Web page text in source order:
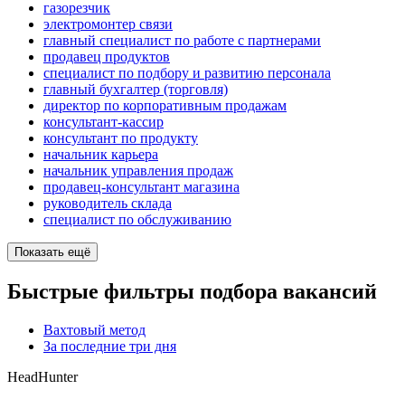
газорезчик
электромонтер связи
главный специалист по работе с партнерами
продавец продуктов
специалист по подбору и развитию персонала
главный бухгалтер (торговля)
директор по корпоративным продажам
консультант-кассир
консультант по продукту
начальник карьера
начальник управления продаж
продавец-консультант магазина
руководитель склада
специалист по обслуживанию
Показать ещё
Быстрые фильтры подбора вакансий
Вахтовый метод
За последние три дня
HeadHunter